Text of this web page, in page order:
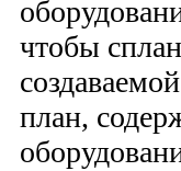
чтобы
план,